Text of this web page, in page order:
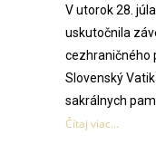
V utorok 28.
uskutočnila
cezhraničného
Slovenský
sakrálnych
Čítaj viac...